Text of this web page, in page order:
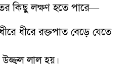
কিছু লক্ষণ হতে পারে—
ধীরে রক্তপাত বেড়ে যেতে
লাল হয়।